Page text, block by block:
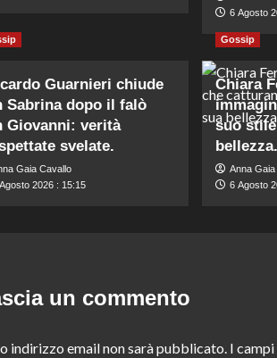
6 Agosto
Guarnieri chiude
Sabrina dopo il falò
Giovanni: verità
svelate.
Gaia Cavallo
2026 : 15:15
Gossip
Chiara
suo
bellezza.
Anna
6 Agosto
un commento
indirizzo email non sarà pubblicato. I